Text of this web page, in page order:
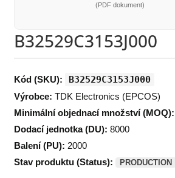
(PDF dokument)
B32529C3153J000
Kód (SKU): B32529C3153J000
Výrobce: TDK Electronics (EPCOS)
Minimální objednací množství (MOQ):
Dodací jednotka (DU): 8000
Balení (PU): 2000
Stav produktu (Status):
PRODUCTION